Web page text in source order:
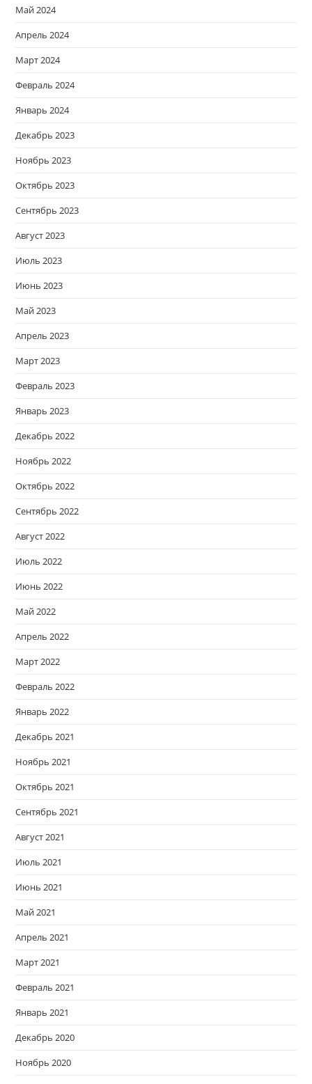
Май 2024
Апрель 2024
Март 2024
Февраль 2024
Январь 2024
Декабрь 2023
Ноябрь 2023
Октябрь 2023
Сентябрь 2023
Август 2023
Июль 2023
Июнь 2023
Май 2023
Апрель 2023
Март 2023
Февраль 2023
Январь 2023
Декабрь 2022
Ноябрь 2022
Октябрь 2022
Сентябрь 2022
Август 2022
Июль 2022
Июнь 2022
Май 2022
Апрель 2022
Март 2022
Февраль 2022
Январь 2022
Декабрь 2021
Ноябрь 2021
Октябрь 2021
Сентябрь 2021
Август 2021
Июль 2021
Июнь 2021
Май 2021
Апрель 2021
Март 2021
Февраль 2021
Январь 2021
Декабрь 2020
Ноябрь 2020